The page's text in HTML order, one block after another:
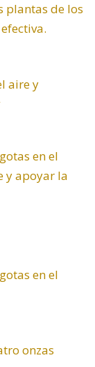
plantas de los
aire y
en el
y apoyar la
en el
onzas